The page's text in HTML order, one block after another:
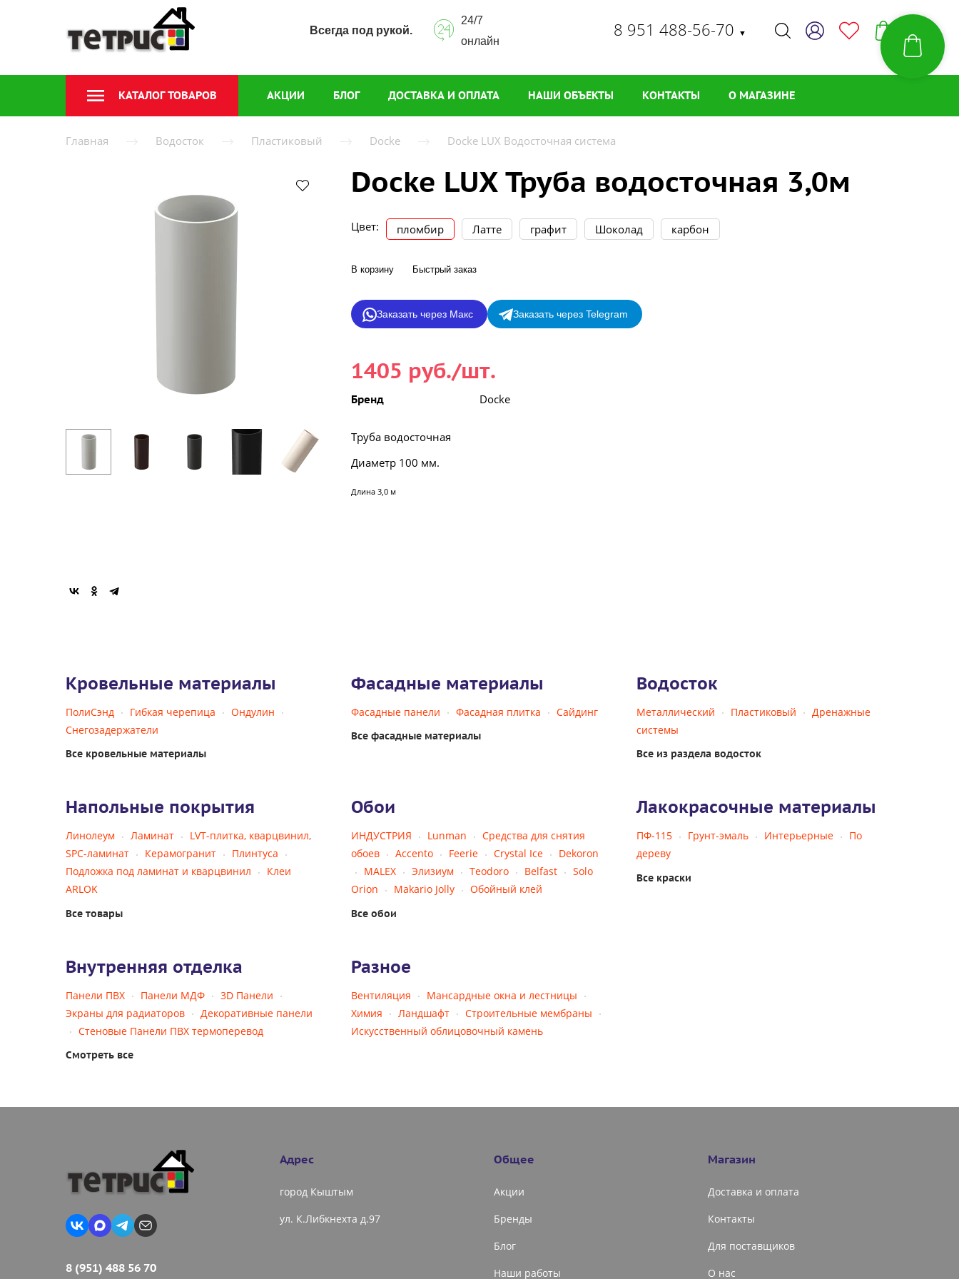
Всегда под рукой.
24/7
онлайн
8 951 488-56-70 ▼
КАТАЛОГ ТОВАРОВ АКЦИИ БЛОГ ДОСТАВКА И ОПЛАТА НАШИ ОБЪЕКТЫ КОНТАКТЫ О МАГАЗИНЕ
Главная Водосток Пластиковый Docke Docke LUX Водосточная система
Docke LUX Труба водосточная 3,0м
Цвет: пломбир Латте графит Шоколад карбон
В корзину Быстрый заказ
Заказать через Макс Заказать через Telegram
1405 руб./шт.
Бренд Docke
Труба водосточная
Диаметр 100 мм.
Длина 3,0 м
Кровельные материалы
ПолиСэнд Гибкая черепица
Ондулин
Снегозадержатели
Все кровельные материалы
Фасадные материалы
Фасадные панели Фасадная плитка Сайдинг
Все фасадные материалы
Водосток
Металлический Пластиковый
Дренажные
системы
Все из раздела водосток
Напольные покрытия
Линолеум Ламинат
LVT-плитка, кварцвинил,
SPC-ламинат
Керамогранит
Плинтуса
Подложка под ламинат и кварцвинил
Клеи
ARLOK
Все товары
Обои
ИНДУСТРИЯ Lunman
Средства для снятия
обоев
Accento Feerie Crystal Ice
Dekoron
MALEX
Элизиум Teodoro Belfast
Solo
Orion
Makario Jolly Обойный клей
Все обои
Лакокрасочные материалы
ПФ-115 Грунт-эмаль Интерьерные
По
дереву
Все краски
Внутренняя отделка
Панели ПВХ Панели МДФ
3D Панели
Экраны для радиаторов
Декоративные панели
Стеновые Панели ПВХ термоперевод
Смотреть все
Разное
Вентиляция
Мансардные окна и лестницы
Химия
Ландшафт
Строительные мембраны
Искусственный облицовочный камень
8 (951) 488 56 70
Адрес
город Кыштым
ул. К.Либкнехта д.97
Общее
Акции
Бренды
Блог
Наши работы
Магазин
Доставка и оплата
Контакты
Для поставщиков
О нас